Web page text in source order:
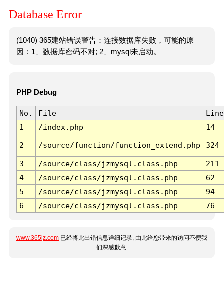
Database Error
(1040) 365建站错误警告：连接数据库失败，可能的原
因：1、数据库密码不对; 2、mysql未启动。
PHP Debug
No. File
Line
1
/index.php 14
2 /source/function/function_extend.php 324
3 /source/class/jzmysql.class.php
211
4
/source/class/jzmysql.class.php
62
5
/source/class/jzmysql.class.php
94
6
/source/class/jzmysql.class.php 76
www.365jz.com 已经将此出错信息详细记录, 由此给您带来的访问不便我
们深感歉意.